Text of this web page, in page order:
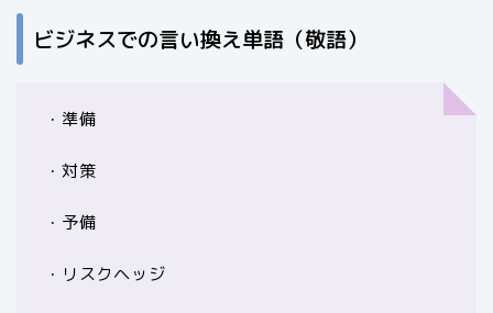
ビジネスでの言い換え単語（敬語）
・準備
・対策
・予備
・リスクヘッジ